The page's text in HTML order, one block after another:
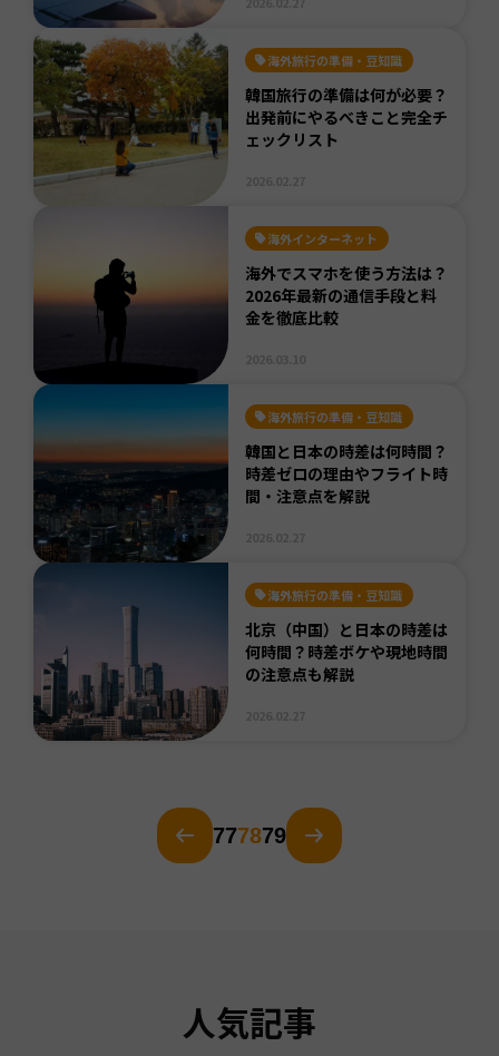
海外旅行の準備・豆知識
韓国旅行の準備は何が必要？
出発前にやるべきこと完全チ
ェックリスト
海外インターネット
海外でスマホを使う方法は？
2026年最新の通信手段と料
金を徹底比較
海外旅行の準備・豆知識
韓国と日本の時差は何時間？
時差ゼロの理由やフライト時
間・注意点を解説
海外旅行の準備・豆知識
北京（中国）と日本の時差は
何時間？時差ボケや現地時間
の注意点も解説
777879
人気記事